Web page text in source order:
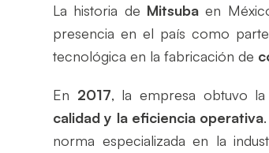
La historia de Mitsuba en
presencia en el país como
tecnológica en la fabricación de
En 2017, la empresa obtuvo la
calidad y la eficiencia operativa
norma especializada en la